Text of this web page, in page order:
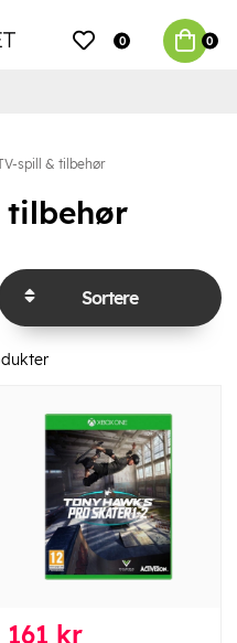
0 0
spill & tilbehør
tilbehør
Sortere
161 kr